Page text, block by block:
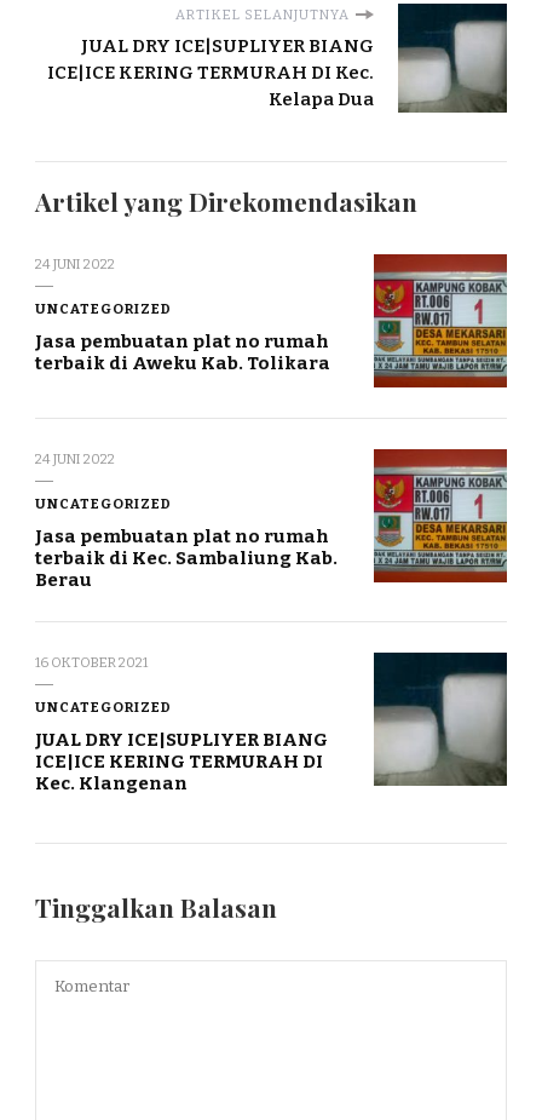
ARTIKEL SELANJUTNYA
JUAL DRY ICE|SUPLIYER BIANG
ICE|ICE KERING TERMURAH DI Kec.
Kelapa Dua
Artikel yang Direkomendasikan
24 JUNI 2022
UNCATEGORIZED
Jasa pembuatan plat no rumah
terbaik di Aweku Kab. Tolikara
24 JUNI 2022
UNCATEGORIZED
Jasa pembuatan plat no rumah
terbaik di Kec. Sambaliung Kab.
Berau
16 OKTOBER 2021
UNCATEGORIZED
JUAL DRY ICE|SUPLIYER BIANG
ICE|ICE KERING TERMURAH DI
Kec. Klangenan
Tinggalkan Balasan